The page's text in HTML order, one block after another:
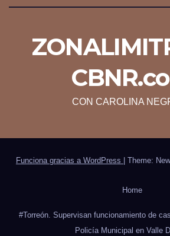
CON CAROLINA
Funciona gracias a WordPress Theme:
Home
#Torreón. Supervisan funcionamiento de
Policía Municipal en Valle